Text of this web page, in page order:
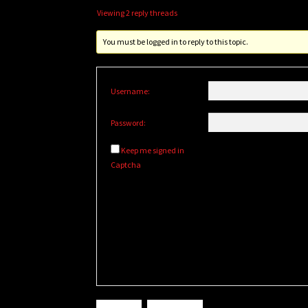
Viewing 2 reply threads
You must be logged in to reply to this topic.
Username:
Password:
Keep me signed in
Captcha